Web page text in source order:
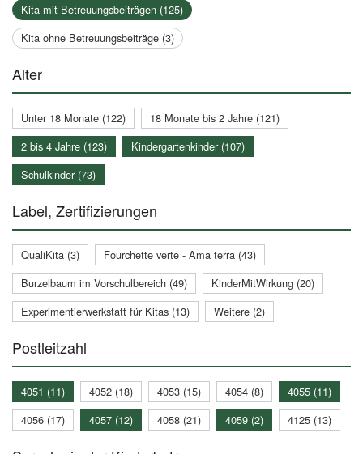
Kita mit Betreuungsbeiträgen (125)
Kita ohne Betreuungsbeiträge (3)
Alter
Unter 18 Monate (122)
18 Monate bis 2 Jahre (121)
2 bis 4 Jahre (123)
Kindergartenkinder (107)
Schulkinder (73)
Label, Zertifizierungen
QualiKita (3)
Fourchette verte - Ama terra (43)
Burzelbaum im Vorschulbereich (49)
KinderMitWirkung (20)
Experimentierwerkstatt für Kitas (13)
Weitere (2)
Postleitzahl
4051 (11) 4052 (18) 4053 (15) 4054 (8)
4055 (11)
4056 (17)
4057 (12) 4058 (21) 4059 (2) 4125 (13)